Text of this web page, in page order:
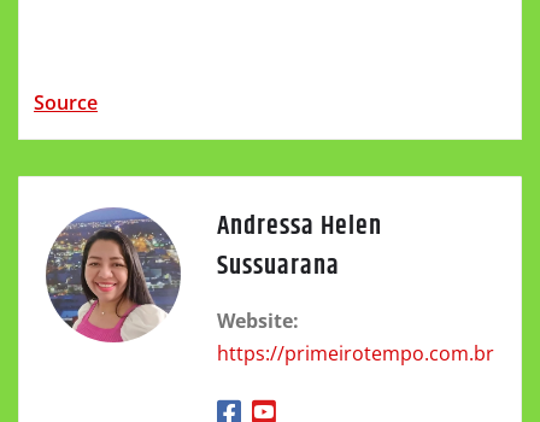
Source
Andressa Helen
Sussuarana
Website:
https://primeirotempo.com.br